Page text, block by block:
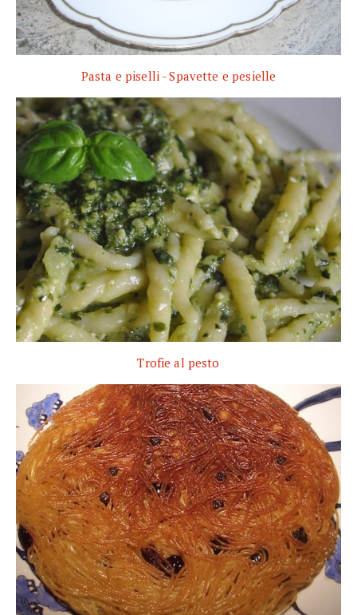
Pasta e piselli - Spavette e pesielle
Trofie al pesto